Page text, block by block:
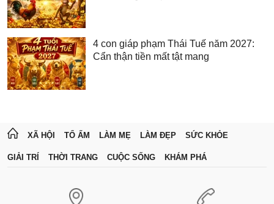
4 con giáp phạm Thái Tuế năm 2027:
Cẩn thận tiền mất tật mang
XÃ HỘI TỔ ẤM LÀM MẸ LÀM ĐẸP SỨC KHỎE
GIẢI TRÍ THỜI TRANG CUỘC SỐNG KHÁM PHÁ